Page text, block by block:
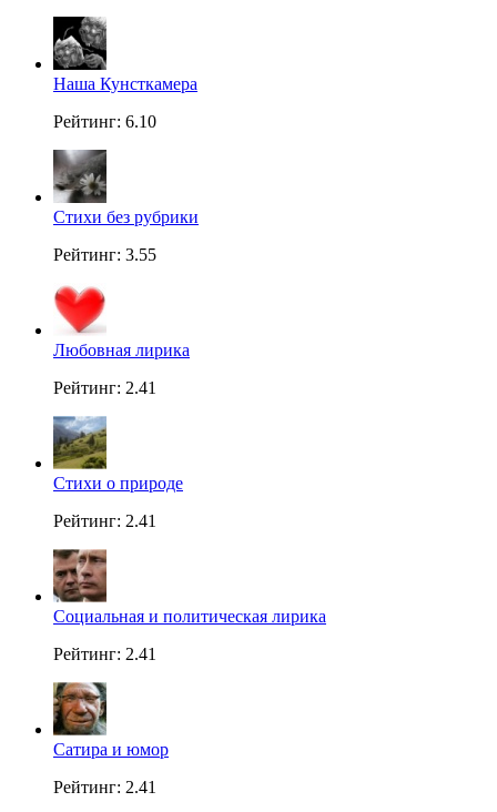
Наша Кунсткамера
Рейтинг: 6.10
Стихи без рубрики
Рейтинг: 3.55
Любовная лирика
Рейтинг: 2.41
Стихи о природе
Рейтинг: 2.41
Социальная и политическая лирика
Рейтинг: 2.41
Сатира и юмор
Рейтинг: 2.41